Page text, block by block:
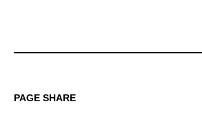
PAGE SHARE